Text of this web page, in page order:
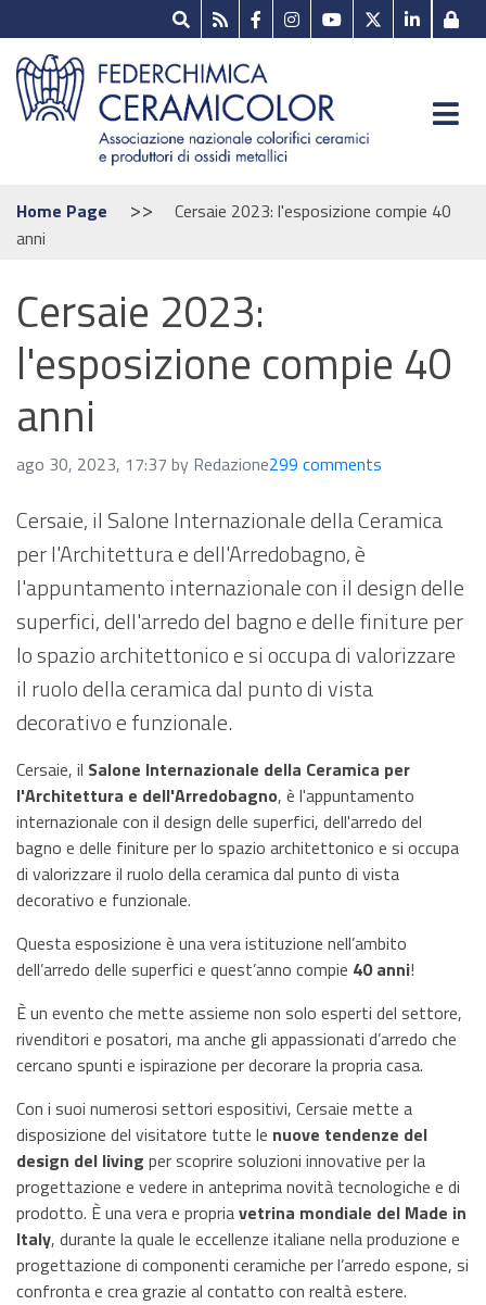
Home Page >>
Cersaie 2023: l'esposizione compie 40
anni
Cersaie 2023:
l'esposizione compie 40
anni
ago 30, 2023, 17:37 by Redazione299 comments
Cersaie, il Salone Internazionale della Ceramica
per l'Architettura e dell'Arredobagno, è
l'appuntamento internazionale con il design delle
superfici, dell'arredo del bagno e delle finiture per
lo spazio architettonico e si occupa di valorizzare
il ruolo della ceramica dal punto di vista
decorativo e funzionale.
Cersaie, il Salone Internazionale della Ceramica per
l'Architettura e dell'Arredobagno, è l'appuntamento
internazionale con il design delle superfici, dell'arredo del
bagno e delle finiture per lo spazio architettonico e si occupa
di valorizzare il ruolo della ceramica dal punto di vista
decorativo e funzionale.
Questa esposizione è una vera istituzione nell’ambito
dell’arredo delle superfici e quest’anno compie 40 anni!
È un evento che mette assieme non solo esperti del settore,
rivenditori e posatori, ma anche gli appassionati d’arredo che
cercano spunti e ispirazione per decorare la propria casa.
Con i suoi numerosi settori espositivi, Cersaie mette a
disposizione del visitatore tutte le nuove tendenze del
design del living per scoprire soluzioni innovative per la
progettazione e vedere in anteprima novità tecnologiche e di
prodotto. È una vera e propriavetrina mondiale del Made in
Italy, durante la quale le eccellenze italiane nella produzione e
progettazione di componenti ceramiche per l’arredo espone, si
confronta e crea grazie al contatto con realtà estere.